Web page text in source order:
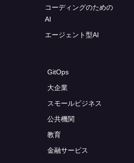
コーディングのための
AI
エージェント型AI
GitOps
大企業
スモールビジネス
公共機関
教育
金融サービス